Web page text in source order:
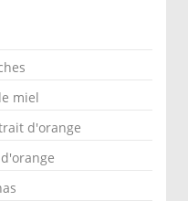
miel
d'orange